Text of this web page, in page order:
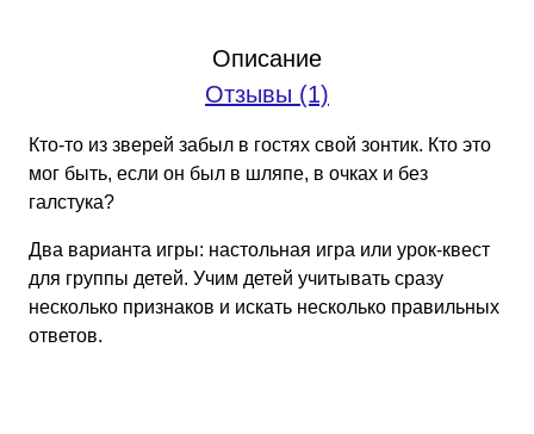
Описание
Отзывы (1)
Кто-то из зверей забыл в гостях свой зонтик. Кто это
мог быть, если он был в шляпе, в очках и без
галстука?
Два варианта игры: настольная игра или урок-квест
для группы детей. Учим детей учитывать сразу
несколько признаков и искать несколько правильных
ответов.